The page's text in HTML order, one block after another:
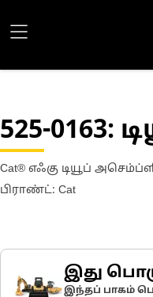
525-0163:
Cat® எஃகு டியூப்
பிராண்ட்: Cat
இது
இந்தப் பாகம்